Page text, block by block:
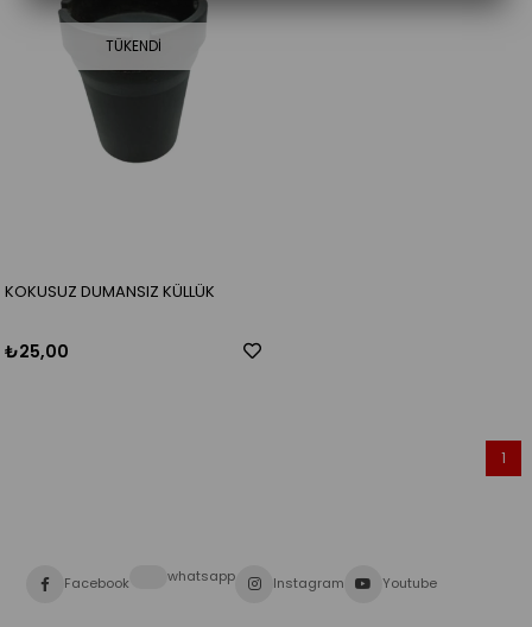
TÜKENDI
KOKUSUZ DUMANSIZ KÜLLÜK
₺25,00
1
Facebook whatsapp Instagram Youtube